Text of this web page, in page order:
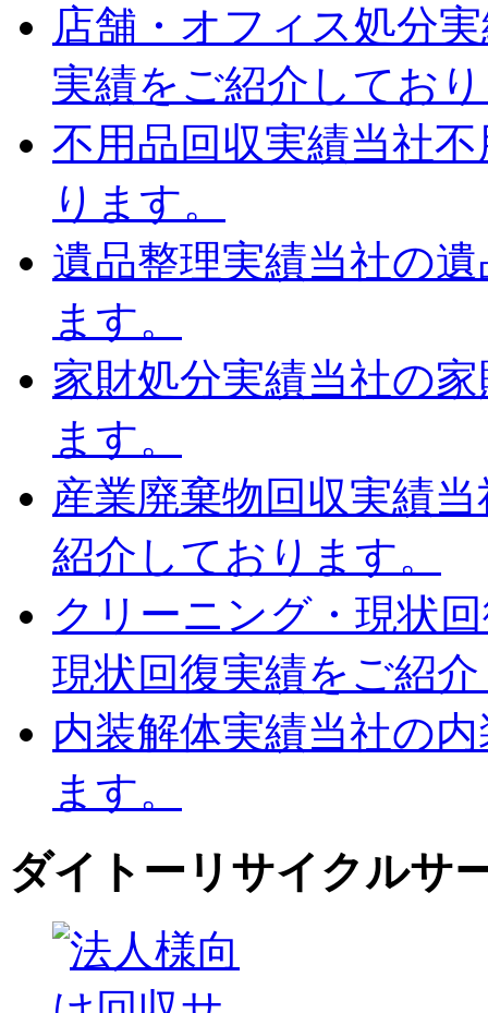
店舗・オフィス処分
実績をご紹介してお
不用品回収実績当社
ります。
遺品整理実績当社の
ます。
家財処分実績当社の
ます。
産業廃棄物回収実績
紹介しております。
クリーニング・現状
現状回復実績をご紹
内装解体実績当社の
ます。
ダイトーリサイクルサ